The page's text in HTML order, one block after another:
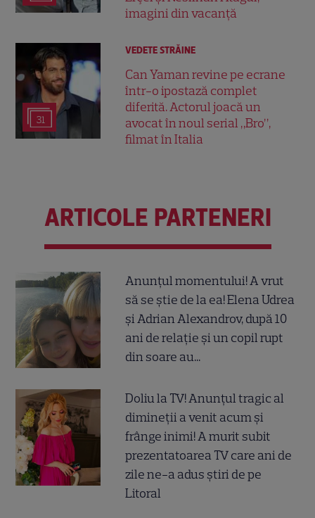
imagini din vacanță
31
VEDETE STRĂINE
Can Yaman revine pe ecrane
într-o ipostază complet
diferită. Actorul joacă un
avocat în noul serial „Bro”,
filmat în Italia
ARTICOLE PARTENERI
Anunțul momentului! A vrut
să se știe de la ea! Elena Udrea
și Adrian Alexandrov, după 10
ani de relație și un copil rupt
din soare au...
Doliu la TV! Anunțul tragic al
dimineții a venit acum și
frânge inimi! A murit subit
prezentatoarea TV care ani de
zile ne-a adus știri de pe
Litoral